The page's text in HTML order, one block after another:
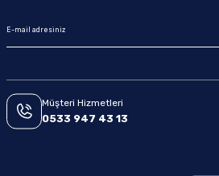
Müşteri Hizmetleri
0533 947 43 13